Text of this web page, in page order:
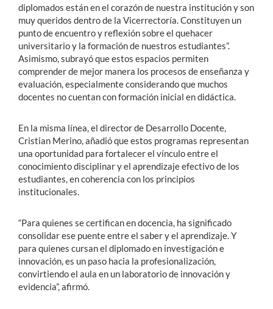
diplomados están en el corazón de nuestra institución y son
muy queridos dentro de la Vicerrectoría. Constituyen un
punto de encuentro y reflexión sobre el quehacer
universitario y la formación de nuestros estudiantes”.
Asimismo, subrayó que estos espacios permiten
comprender de mejor manera los procesos de enseñanza y
evaluación, especialmente considerando que muchos
docentes no cuentan con formación inicial en didáctica.
En la misma línea, el director de Desarrollo Docente,
Cristian Merino, añadió que estos programas representan
una oportunidad para fortalecer el vínculo entre el
conocimiento disciplinar y el aprendizaje efectivo de los
estudiantes, en coherencia con los principios
institucionales.
“Para quienes se certifican en docencia, ha significado
consolidar ese puente entre el saber y el aprendizaje. Y
para quienes cursan el diplomado en investigación e
innovación, es un paso hacia la profesionalización,
convirtiendo el aula en un laboratorio de innovación y
evidencia”, afirmó.